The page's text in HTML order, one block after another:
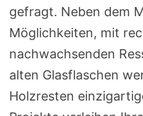
gefragt. Neben dem
Möglichkeiten, mit
nachwachsenden
alten Glasflaschen
Holzresten